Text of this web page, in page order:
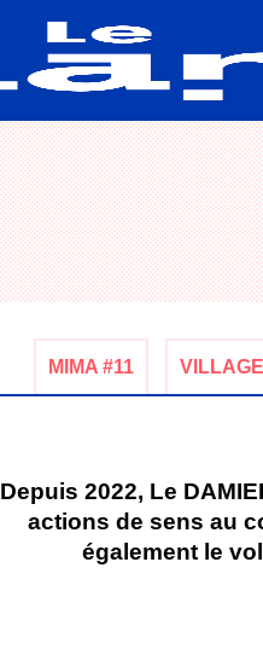
MIMA #11
Depuis 2022, Le
actions de sens au
également le